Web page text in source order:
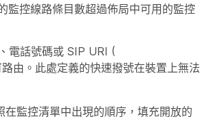
監控線路條目數超過佈局中可用的監控
電話號碼或 SIP URI (
由。此處定義的快速撥號在裝置上無法
監控清單中出現的順序，填充開放的